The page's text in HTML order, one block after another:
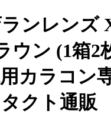
ンレンズ
ン (1箱2
カラコン
クト通販